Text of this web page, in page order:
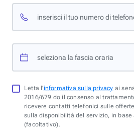
inserisci il tuo numero di
seleziona la fascia oraria
Letta l'informativa sulla privacy ai
2016/679 do il consenso al
ricevere contatti telefonici sulle
sulla disponibilità del servizio, in
(facoltativo).